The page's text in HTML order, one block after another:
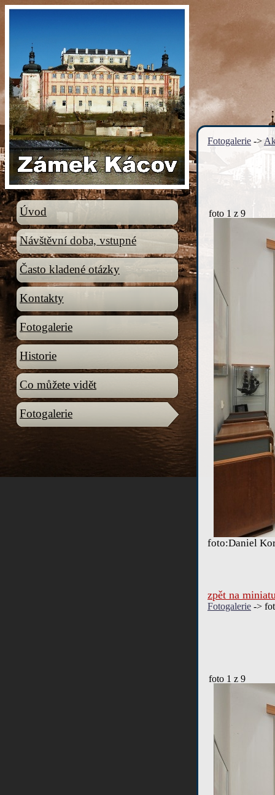
Úvod
Návštěvní doba, vstupné
Často kladené otázky
Kontakty
Fotogalerie
Historie
Co můžete vidět
Fotogalerie
Fotogalerie ->
foto 1 z 9
foto:Daniel
zpět na
Fotogalerie ->
foto 1 z 9